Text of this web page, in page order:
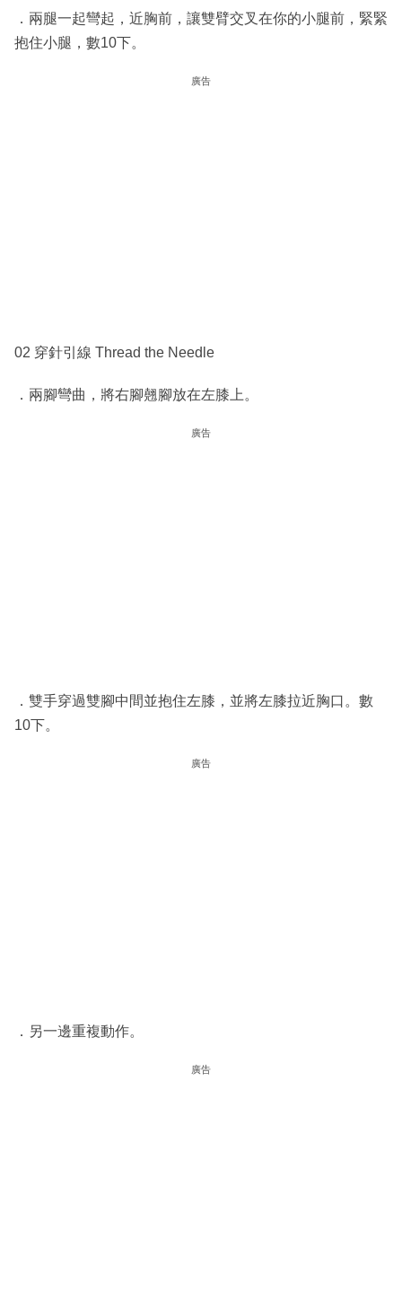
．兩腿一起彎起，近胸前，讓雙臂交叉在你的小腿前，緊緊
抱住小腿，數10下。
廣告
02 穿針引線 Thread the Needle
．兩腳彎曲，將右腳翹腳放在左膝上。
廣告
．雙手穿過雙腳中間並抱住左膝，並將左膝拉近胸口。數
10下。
廣告
．另一邊重複動作。
廣告